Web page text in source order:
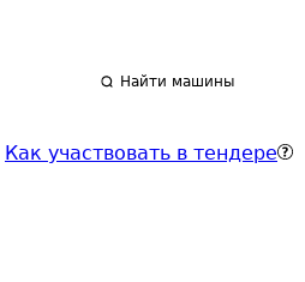
Найти машины
Как участвовать в тендере